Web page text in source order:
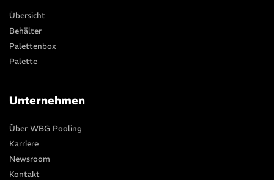
Übersicht
Behälter
Palettenbox
Palette
Unternehmen
Über WBG Pooling
Karriere
Newsroom
Kontakt